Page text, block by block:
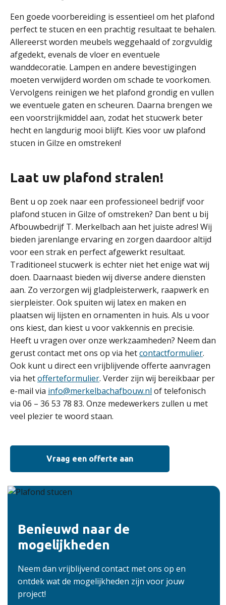
Een goede voorbereiding is essentieel om het plafond
perfect te stucen en een prachtig resultaat te behalen.
Allereerst worden meubels weggehaald of zorgvuldig
afgedekt, evenals de vloer en eventuele
wanddecoratie. Lampen en andere bevestigingen
moeten verwijderd worden om schade te voorkomen.
Vervolgens reinigen we het plafond grondig en vullen
we eventuele gaten en scheuren. Daarna brengen we
een voorstrijkmiddel aan, zodat het stucwerk beter
hecht en langdurig mooi blijft. Kies voor uw plafond
stucen in Gilze en omstreken!
Laat uw plafond stralen!
Bent u op zoek naar een professioneel bedrijf voor
plafond stucen in Gilze of omstreken? Dan bent u bij
Afbouwbedrijf T. Merkelbach aan het juiste adres! Wij
bieden jarenlange ervaring en zorgen daardoor altijd
voor een strak en perfect afgewerkt resultaat.
Traditioneel stucwerk is echter niet het enige wat wij
doen. Daarnaast bieden wij diverse andere diensten
aan. Zo verzorgen wij gladpleisterwerk, raapwerk en
sierpleister. Ook spuiten wij latex en maken en
plaatsen wij lijsten en ornamenten in huis. Als u voor
ons kiest, dan kiest u voor vakkennis en precisie.
Heeft u vragen over onze werkzaamheden? Neem dan
gerust contact met ons op via hetcontactformulier.
Ook kunt u direct een vrijblijvende offerte aanvragen
via hetofferteformulier. Verder zijn wij bereikbaar per
e-mail via info@merkelbachafbouw.nl of telefonisch
via 06 – 36 53 78 83. Onze medewerkers zullen u met
veel plezier te woord staan.
Vraag een offerte aan
Benieuwd naar de
mogelijkheden
Neem dan vrijblijvend contact met ons op en
ontdek wat de mogelijkheden zijn voor jouw
project!